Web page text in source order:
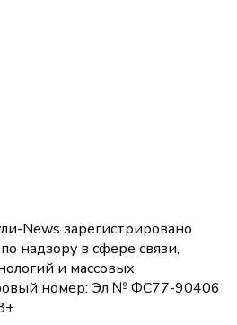
News зарегистрировано
надзору в сфере связи,
и массовых
номер: Эл № ФС77-90406